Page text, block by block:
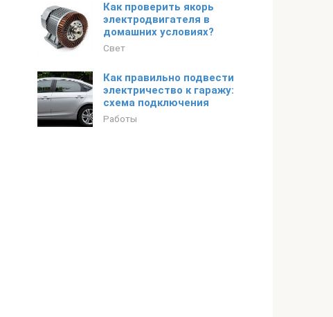
Как проверить якорь
электродвигателя в
домашних условиях?
Свет
Как правильно подвести
электричество к гаражу:
схема подключения
Работы